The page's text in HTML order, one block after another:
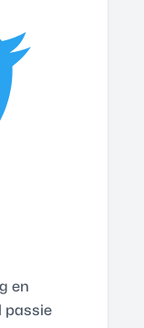
en
passie